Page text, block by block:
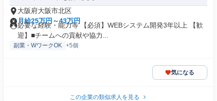
大阪府大阪市北区
月給25万円～43万円
必要な経験・能力等 【必須】WEBシステム開発3年以上 【歓
迎】■チームへの貢献や協力...
副業・WワークOK +5個
気になる
この企業の類似求人を見る